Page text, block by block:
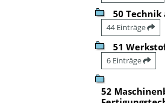
50 Technik
44 Einträge
51
6 Einträge
52